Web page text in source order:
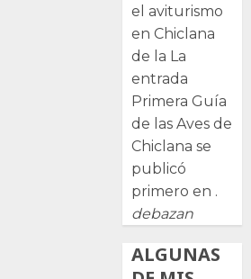
el aviturismo
en Chiclana
de la La
entrada
Primera Guía
de las Aves de
Chiclana se
publicó
primero en .
debazan
ALGUNAS